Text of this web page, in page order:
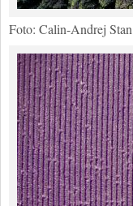
Foto: Calin-Andrej Stan